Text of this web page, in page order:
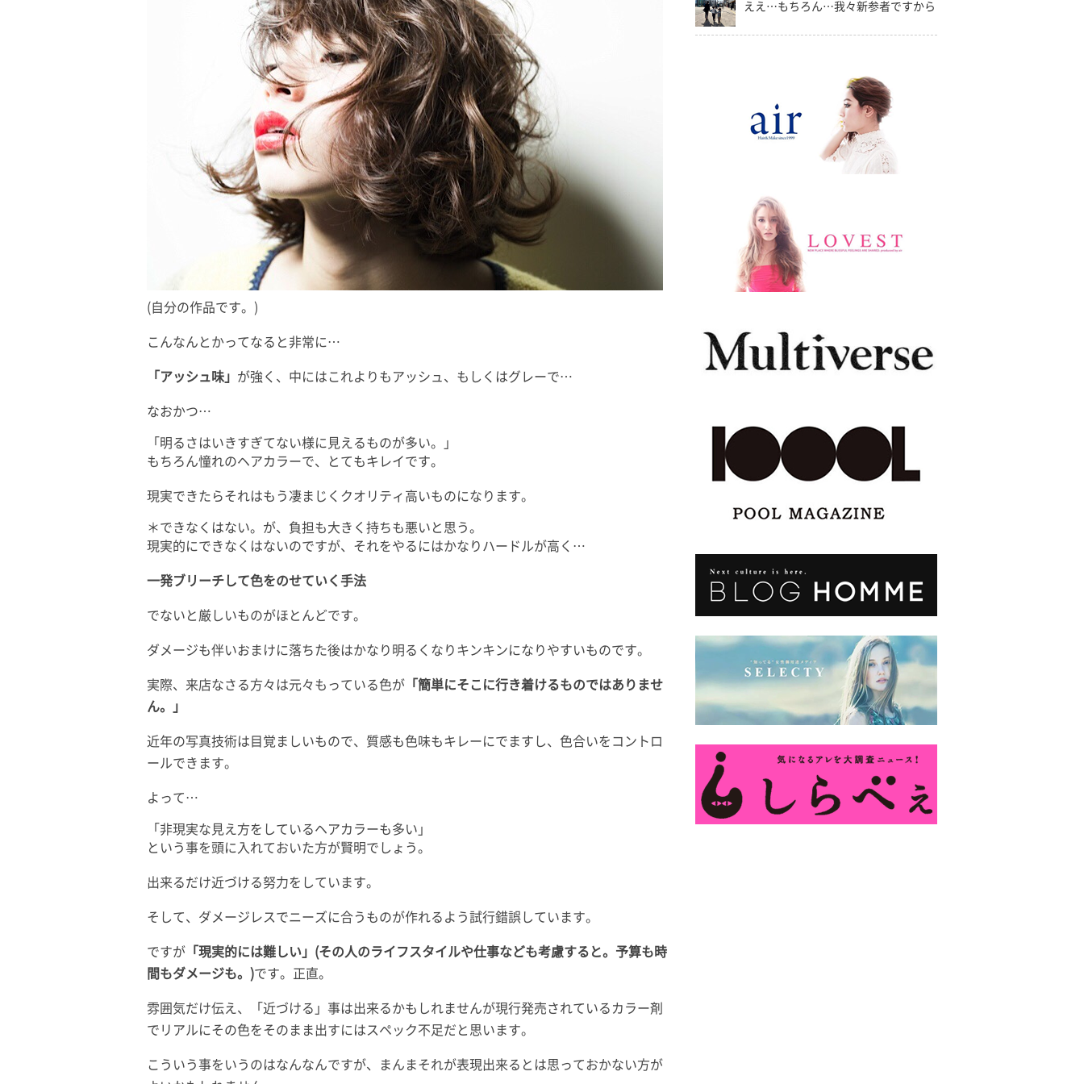
(自分の作品です。)
こんなんとかってなると非常に…
「アッシュ味」 が強く、中にはこれよりもアッシュ、もしくはグレーで…
なおかつ…
「明るさはいきすぎてない様に見えるものが多い。」
もちろん憧れのヘアカラーで、とてもキレイです。
現実できたらそれはもう凄まじくクオリティ高いものになります。
＊できなくはない。が、負担も大きく持ちも悪いと思う。
現実的にできなくはないのですが、それをやるにはかなりハードルが高く…
一発ブリーチして色をのせていく手法
でないと厳しいものがほとんどです。
ダメージも伴いおまけに落ちた後はかなり明るくなりキンキンになりやすいものです。
実際、来店なさる方々は元々もっている色が 「簡単にそこに行き着けるものではありませ
ん。」
近年の写真技術は目覚ましいもので、質感も色味もキレーにでますし、色合いをコントロ
ールできます。
よって…
「非現実な見え方をしているヘアカラーも多い」
という事を頭に入れておいた方が賢明でしょう。
出来るだけ近づける努力をしています。
そして、ダメージレスでニーズに合うものが作れるよう試行錯誤しています。
ですが 「現実的には難しい」(その人のライフスタイルや仕事なども考慮すると。予算も時
間もダメージも。)です。正直。
雰囲気だけ伝え、「近づける」事は出来るかもしれませんが現行発売されているカラー剤
でリアルにその色をそのまま出すにはスペック不足だと思います。
こういう事をいうのはなんなんですが、まんまそれが表現出来るとは思っておかない方が
ええ…もちろん…我々新参者ですから